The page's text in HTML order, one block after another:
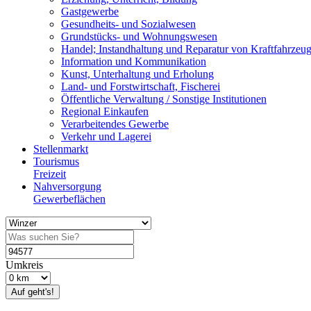
Gastgewerbe
Gesundheits- und Sozialwesen
Grundstücks- und Wohnungswesen
Handel; Instandhaltung und Reparatur von
Information und Kommunikation
Kunst, Unterhaltung und Erholung
Land- und Forstwirtschaft, Fischerei
Öffentliche Verwaltung / Sonstige Institutionen
Regional Einkaufen
Verarbeitendes Gewerbe
Verkehr und Lagerei
Stellenmarkt
Tourismus
Freizeit
Nahversorgung
Gewerbeflächen
Umkreis
Auf geht's!